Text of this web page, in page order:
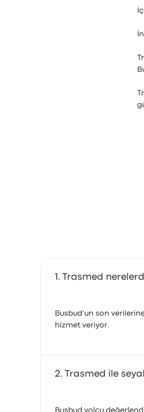
Trasmed
Busbud’un son
hizmet veriyor.
Trasmed ile
Busbud yolcu